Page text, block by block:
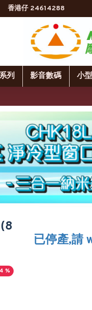
香港仔 24614288
列 影音數碼 小
%
已停產,請